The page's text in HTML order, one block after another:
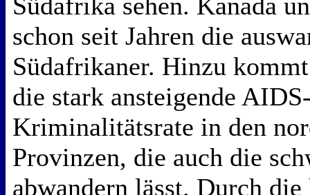
Südafrika sehen. Kanada
schon seit Jahren die
Südafrikaner. Hinzu
die stark ansteigende
Kriminalitätsrate in den
Provinzen, die auch die
abwandern lässt. Durch